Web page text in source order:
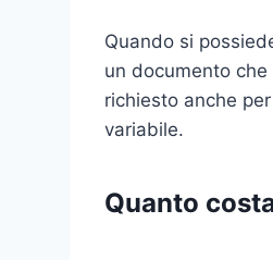
Quando si
un documento
richiesto anche
variabile.
Quanto